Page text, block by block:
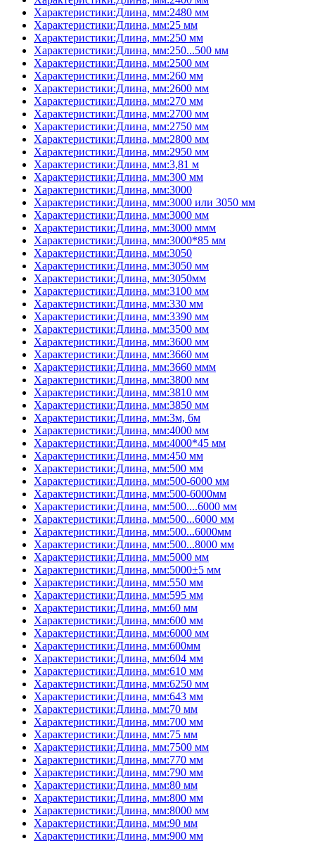
Характеристики:Длина, мм:2480 мм
Характеристики:Длина, мм:25 мм
Характеристики:Длина, мм:250 мм
Характеристики:Длина, мм:250...500 мм
Характеристики:Длина, мм:2500 мм
Характеристики:Длина, мм:260 мм
Характеристики:Длина, мм:2600 мм
Характеристики:Длина, мм:270 мм
Характеристики:Длина, мм:2700 мм
Характеристики:Длина, мм:2750 мм
Характеристики:Длина, мм:2800 мм
Характеристики:Длина, мм:2950 мм
Характеристики:Длина, мм:3,81 м
Характеристики:Длина, мм:300 мм
Характеристики:Длина, мм:3000
Характеристики:Длина, мм:3000 или 3050 мм
Характеристики:Длина, мм:3000 мм
Характеристики:Длина, мм:3000 ммм
Характеристики:Длина, мм:3000*85 мм
Характеристики:Длина, мм:3050
Характеристики:Длина, мм:3050 мм
Характеристики:Длина, мм:3050мм
Характеристики:Длина, мм:3100 мм
Характеристики:Длина, мм:330 мм
Характеристики:Длина, мм:3390 мм
Характеристики:Длина, мм:3500 мм
Характеристики:Длина, мм:3600 мм
Характеристики:Длина, мм:3660 мм
Характеристики:Длина, мм:3660 ммм
Характеристики:Длина, мм:3800 мм
Характеристики:Длина, мм:3810 мм
Характеристики:Длина, мм:3850 мм
Характеристики:Длина, мм:3м, 6м
Характеристики:Длина, мм:4000 мм
Характеристики:Длина, мм:4000*45 мм
Характеристики:Длина, мм:450 мм
Характеристики:Длина, мм:500 мм
Характеристики:Длина, мм:500-6000 мм
Характеристики:Длина, мм:500-6000мм
Характеристики:Длина, мм:500....6000 мм
Характеристики:Длина, мм:500...6000 мм
Характеристики:Длина, мм:500...6000мм
Характеристики:Длина, мм:500...8000 мм
Характеристики:Длина, мм:5000 мм
Характеристики:Длина, мм:5000±5 мм
Характеристики:Длина, мм:550 мм
Характеристики:Длина, мм:595 мм
Характеристики:Длина, мм:60 мм
Характеристики:Длина, мм:600 мм
Характеристики:Длина, мм:6000 мм
Характеристики:Длина, мм:600мм
Характеристики:Длина, мм:604 мм
Характеристики:Длина, мм:610 мм
Характеристики:Длина, мм:6250 мм
Характеристики:Длина, мм:643 мм
Характеристики:Длина, мм:70 мм
Характеристики:Длина, мм:700 мм
Характеристики:Длина, мм:75 мм
Характеристики:Длина, мм:7500 мм
Характеристики:Длина, мм:770 мм
Характеристики:Длина, мм:790 мм
Характеристики:Длина, мм:80 мм
Характеристики:Длина, мм:800 мм
Характеристики:Длина, мм:8000 мм
Характеристики:Длина, мм:90 мм
Характеристики:Длина, мм:900 мм